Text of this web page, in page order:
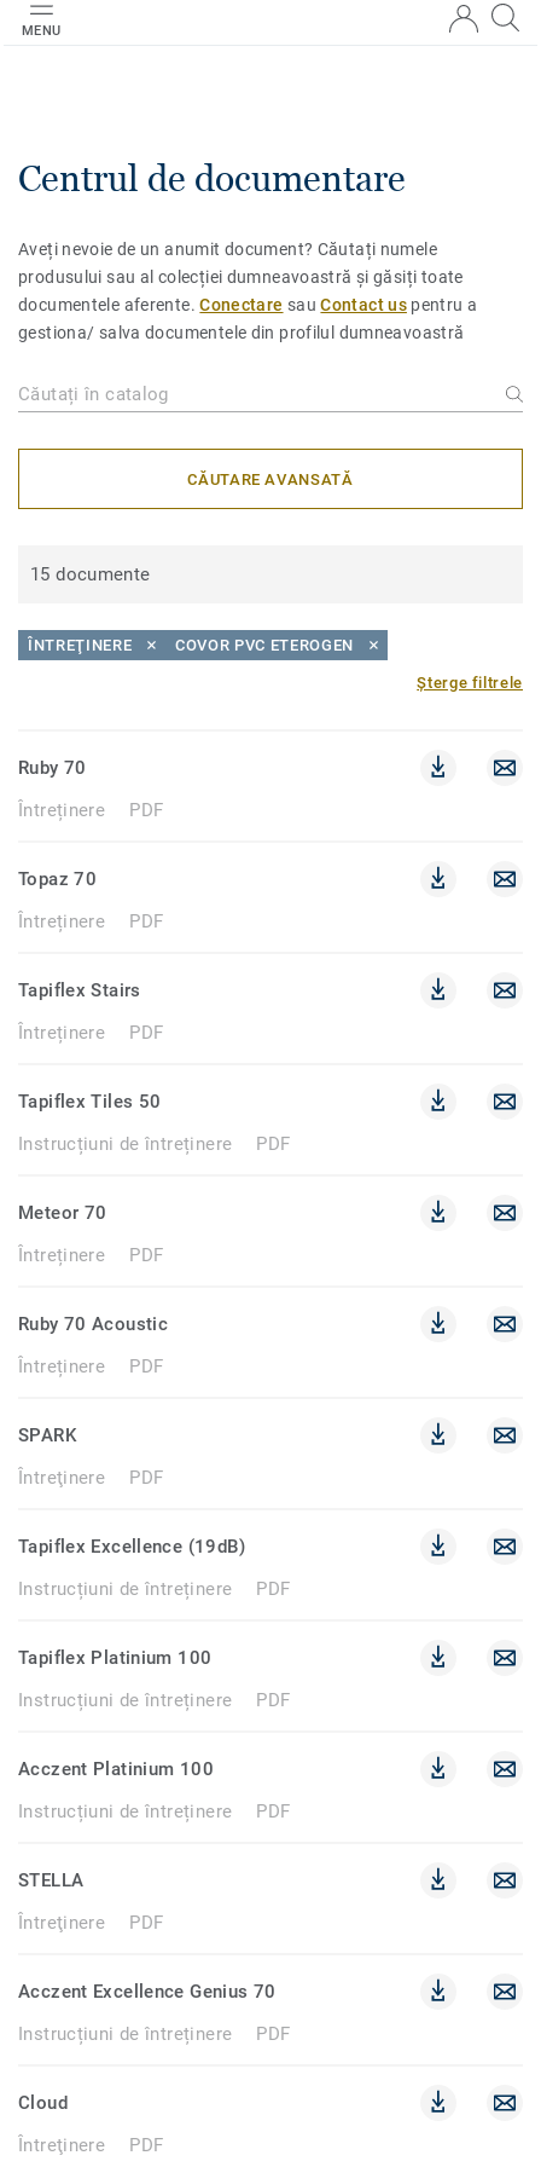
MENU
Centrul de documentare
Aveți nevoie de un anumit document? Căutați numele
produsului sau al colecției dumneavoastră și găsiți toate
documentele aferente.Conectare sauContact uspentru a
gestiona/ salva documentele din profilul dumneavoastră
CĂUTARE AVANSATĂ
15 documente
ÎNTREŢINERE COVOR PVC ETEROGEN
Șterge filtrele
Ruby 70
Întreținere
PDF
Topaz 70
Întreținere
PDF
Tapiflex Stairs
Întreținere
PDF
Tapiflex Tiles 50
Instrucțiuni de întreținere
PDF
Meteor 70
Întreținere
PDF
Ruby 70 Acoustic
Întreținere
PDF
SPARK
Întreţinere
PDF
Tapiflex Excellence (19dB)
Instrucțiuni de întreținere
PDF
Tapiflex Platinium 100
Instrucțiuni de întreținere
PDF
Acczent Platinium 100
Instrucțiuni de întreținere
PDF
STELLA
Întreţinere
PDF
Acczent Excellence Genius 70
Instrucțiuni de întreținere
PDF
Cloud
Întreţinere
PDF